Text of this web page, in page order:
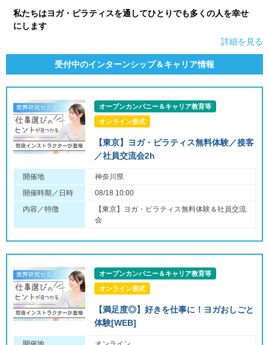
私たちはヨガ・ピラティスを通してひとりでも多くの人を幸せ
にします
詳細を見る
受付中のインターンシップ＆キャリア情報
オープンカンパニー＆キャリア教育等
オンライン形式
【東京】ヨガ・ピラティス無料体験／接客
／社員交流会2h
開催地
神奈川県
開催時期／日時
08/18 10:00
内容／特徴
【東京】ヨガ・ピラティス無料体験＆社員交流
会
オープンカンパニー＆キャリア教育等
オンライン形式
【満足度◎】好きを仕事に！ヨガおしごと
体験[WEB]